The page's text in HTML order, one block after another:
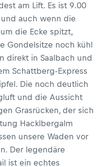
am Lift. Es ist 9.00
auch wenn die
die Ecke spitzt,
Gondelsitze noch kühl
direkt in Saalbach und
Schattberg-Express
Die noch deutlich
und die Aussicht
Grasrücken, der sich
Hacklbergalm
unsere Waden vor
Der legendäre
ist ein echtes